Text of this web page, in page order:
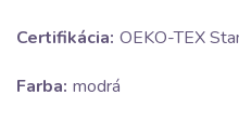
Certifikácia: OEKO-TEX
Farba: modrá